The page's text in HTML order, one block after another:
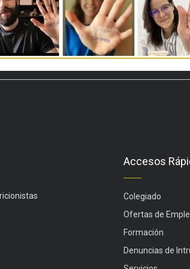
Accesos
Colegiado
Ofertas de
Formación
Denuncias de